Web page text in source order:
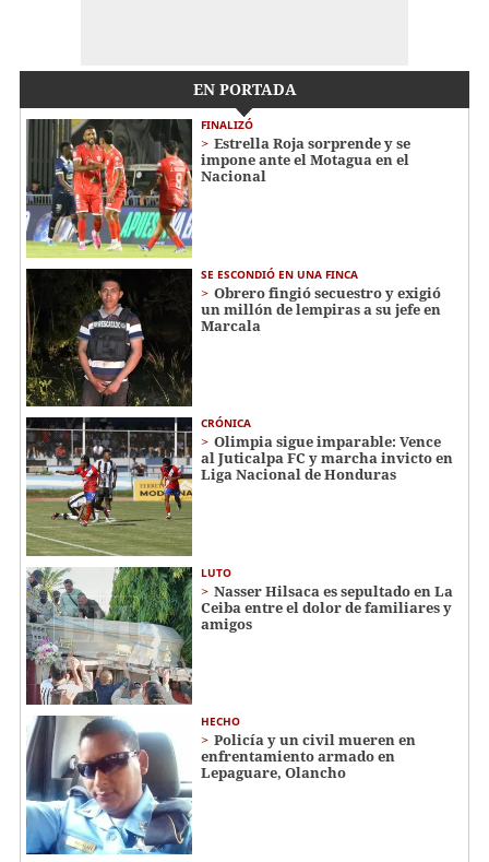
EN PORTADA
FINALIZÓ
Estrella Roja sorprende y se
impone ante el Motagua en el
Nacional
SE ESCONDIÓ EN UNA FINCA
Obrero fingió secuestro y exigió
un millón de lempiras a su jefe en
Marcala
CRÓNICA
Olimpia sigue imparable: Vence
al Juticalpa FC y marcha invicto en
Liga Nacional de Honduras
LUTO
Nasser Hilsaca es sepultado en La
Ceiba entre el dolor de familiares y
amigos
HECHO
Policía y un civil mueren en
enfrentamiento armado en
Lepaguare, Olancho